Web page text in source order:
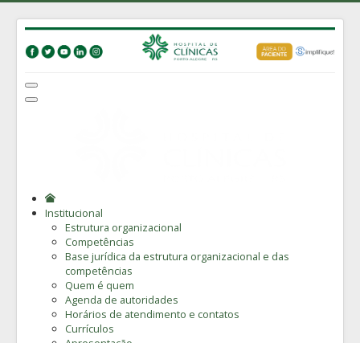
Institucional
Estrutura organizacional
Competências
Base jurídica da estrutura organizacional e das
competências
Quem é quem
Agenda de autoridades
Horários de atendimento e contatos
Currículos